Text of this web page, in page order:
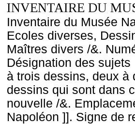
INVENTAIRE DU
Inventaire du Musée
Ecoles diverses,
Maîtres divers /&.
Désignation des
à trois dessins, deux à
dessins qui sont dans
nouvelle /&.
Napoléon ]]. Signe de